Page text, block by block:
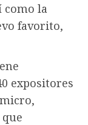
como la
favorito,
expositores